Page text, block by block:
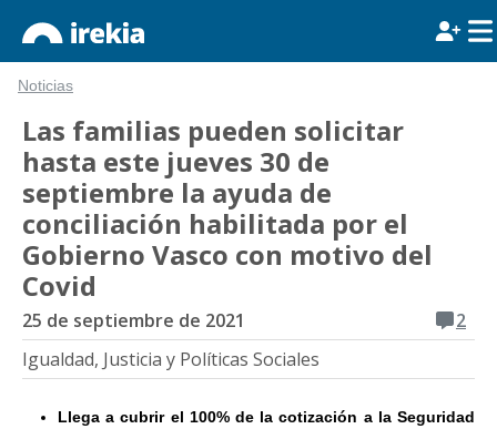
Noticias
Las familias pueden solicitar
hasta este jueves 30 de
septiembre la ayuda de
conciliación habilitada por el
Gobierno Vasco con motivo del
Covid
25 de septiembre de 2021
2
Igualdad, Justicia y Políticas Sociales
Llega a cubrir el 100% de la cotización a la Seguridad